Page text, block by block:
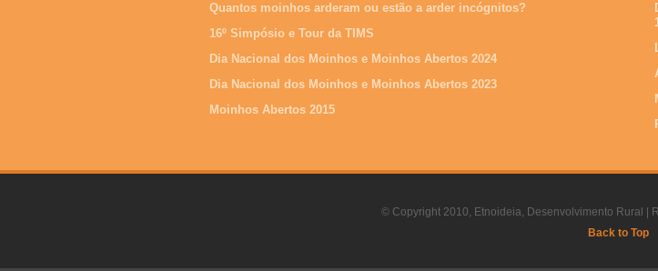
Quantos moinhos arderam ou estão a arder incógnitos?
16º Simpósio e Tour da TIMS
Dia Nacional dos Moinhos e Moinhos Abertos 2024
Dia Nacional dos Moinhos e Moinhos Abertos 2023
Moinhos Abertos 2015
© Copyright 2010, Etnoideia, Desenvolvimento Rural |
Back to Top